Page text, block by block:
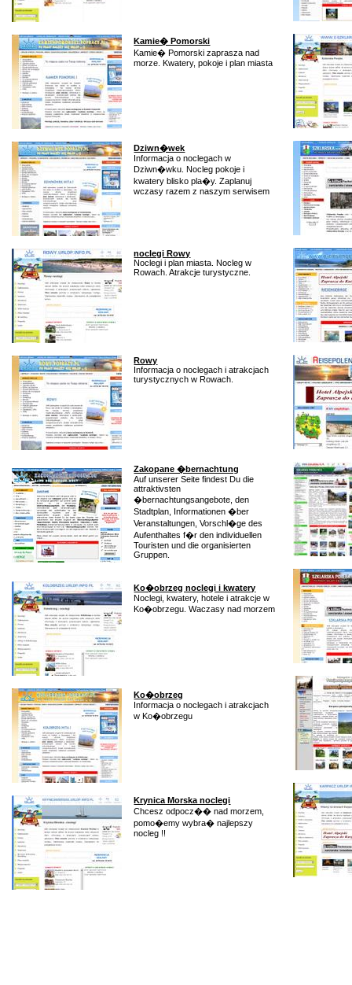
Kamie� Pomorski
Kamie� Pomorski zaprasza nad
morze. Kwatery, pokoje i plan miasta
Dziwn�wek
Informacja o noclegach w
Dziwn�wku. Nocleg pokoje i
kwatery blisko pla�y. Zaplanuj
wczasy razem z naszym serwisem
noclegi Rowy
Noclegi i plan miasta. Nocleg w
Rowach. Atrakcje turystyczne.
Rowy
Informacja o noclegach i atrakcjach
turystycznych w Rowach.
Zakopane �bernachtung
Auf unserer Seite findest Du die
attraktivsten
�bernachtungsangebote, den
Stadtplan, Informationen �ber
Veranstaltungen, Vorschl�ge des
Aufenthaltes f�r den individuellen
Touristen und die organisierten
Gruppen.
Ko�obrzeg noclegi i kwatery
Noclegi, kwatery, hotele i atrakcje w
Ko�obrzegu. Waczasy nad morzem
Ko�obrzeg
Informacja o noclegach i atrakcjach
w Ko�obrzegu
Krynica Morska noclegi
Chcesz odpocz�� nad morzem,
pomo�emy wybra� najlepszy
nocleg !!